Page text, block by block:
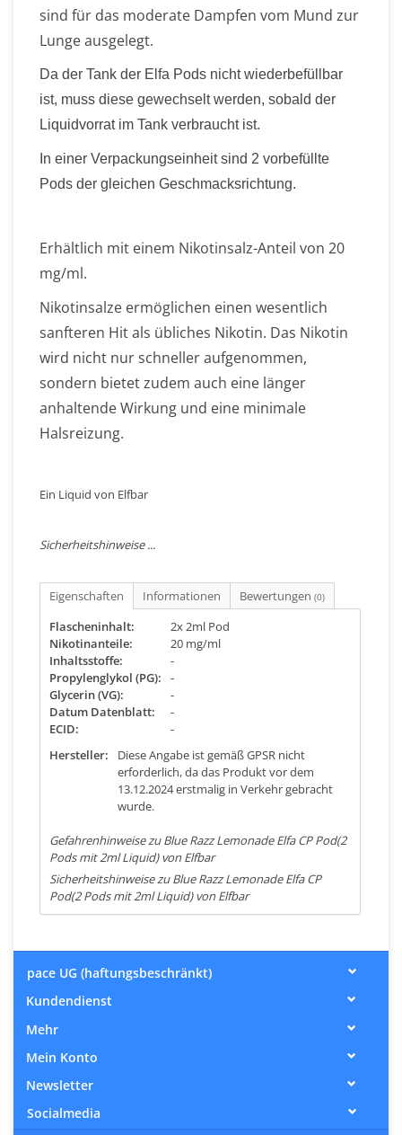
sind für das moderate Dampfen vom Mund zur
Lunge ausgelegt.
Da der Tank der Elfa Pods nicht wiederbefüllbar
ist, muss diese gewechselt werden, sobald der
Liquidvorrat im Tank verbraucht ist.
In einer Verpackungseinheit sind 2 vorbefüllte
Pods der gleichen Geschmacksrichtung.
Erhältlich mit einem Nikotinsalz-Anteil von 20
mg/ml.
Nikotinsalze ermöglichen einen wesentlich
sanfteren Hit als übliches Nikotin. Das Nikotin
wird nicht nur schneller aufgenommen,
sondern bietet zudem auch eine länger
anhaltende Wirkung und eine minimale
Halsreizung.
Ein Liquid von Elfbar
Sicherheitshinweise ...
Eigenschaften Informationen Bewertungen (0)
Flascheninhalt:
2x 2ml Pod
Nikotinanteile:
20 mg/ml
Inhaltsstoffe:
-
Propylenglykol (PG):
-
Glycerin (VG):
-
Datum Datenblatt:
-
ECID:
-
Hersteller:
Diese Angabe ist gemäß GPSR nicht
erforderlich, da das Produkt vor dem
13.12.2024 erstmalig in Verkehr gebracht
wurde.
Gefahrenhinweise zu Blue Razz Lemonade Elfa CP Pod(2
Pods mit 2ml Liquid) von Elfbar
Sicherheitshinweise zu Blue Razz Lemonade Elfa CP
Pod(2 Pods mit 2ml Liquid) von Elfbar
pace UG (haftungsbeschränkt)
Kundendienst
Mehr
Mein Konto
Newsletter
Socialmedia